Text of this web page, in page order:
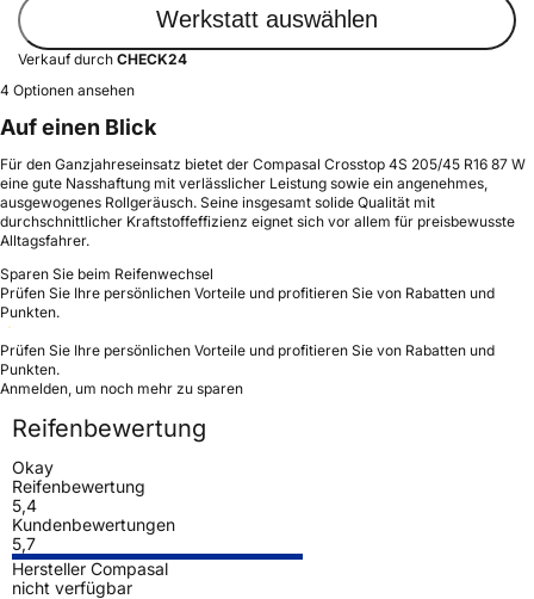
Werkstatt auswählen
Verkauf durch CHECK24
4 Optionen ansehen
Auf einen Blick
Für den Ganzjahreseinsatz bietet der Compasal Crosstop 4S 205/45 R16 87 W
eine gute Nasshaftung mit verlässlicher Leistung sowie ein angenehmes,
ausgewogenes Rollgeräusch. Seine insgesamt solide Qualität mit
durchschnittlicher Kraftstoffeffizienz eignet sich vor allem für preisbewusste
Alltagsfahrer.
Sparen Sie beim Reifenwechsel
Prüfen Sie Ihre persönlichen Vorteile und profitieren Sie von Rabatten und
Punkten.
Prüfen Sie Ihre persönlichen Vorteile und profitieren Sie von Rabatten und
Punkten.
Anmelden, um noch mehr zu sparen
Reifenbewertung
Okay
Reifenbewertung
5,4
Kundenbewertungen
5,7
Hersteller Compasal
nicht verfügbar